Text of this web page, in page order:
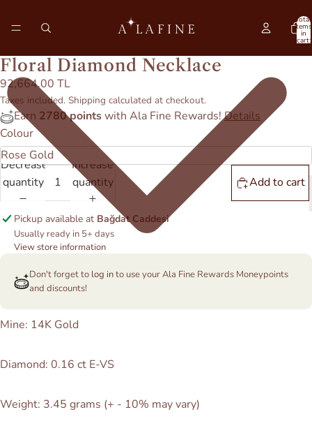
Total
items
in
cart:
Floral Diamond Necklace
92,664.00 TL
Taxes included. Shipping calculated at checkout.
Earn 2780 pointswith Ala Fine Rewards!Details
Colour
Decrease
quantity
Increase
quantity
Add to cart
Pickup available at Bağdat Caddesi
Usually ready in 5+ days
View store information
Don't forget to log into use your Ala Fine Rewards Moneypoints
and discounts!
Mine: 14K Gold
Diamond: 0.16 ct E-VS
Weight: 3.45 grams (+ - 10% may vary)